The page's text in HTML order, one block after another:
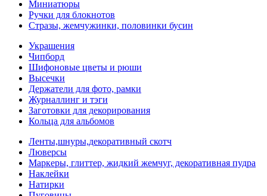
Миниатюры
Ручки для блокнотов
Стразы, жемчужинки, половинки бусин
Украшения
Чипборд
Шифоновые цветы и рюши
Высечки
Держатели для фото, рамки
Журналлинг и тэги
Заготовки для декорирования
Кольца для альбомов
Ленты,шнуры,декоративный скотч
Люверсы
Маркеры, глиттер, жидкий жемчуг, декоративная пудра
Наклейки
Натирки